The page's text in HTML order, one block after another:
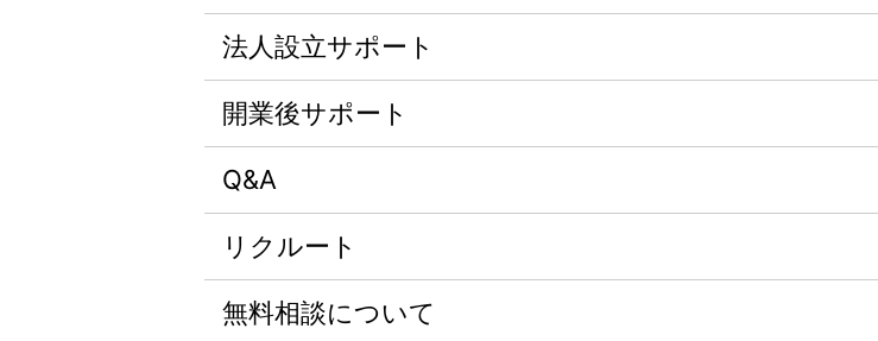
法人設立サポート
開業後サポート
Q&A
リクルート
無料相談について